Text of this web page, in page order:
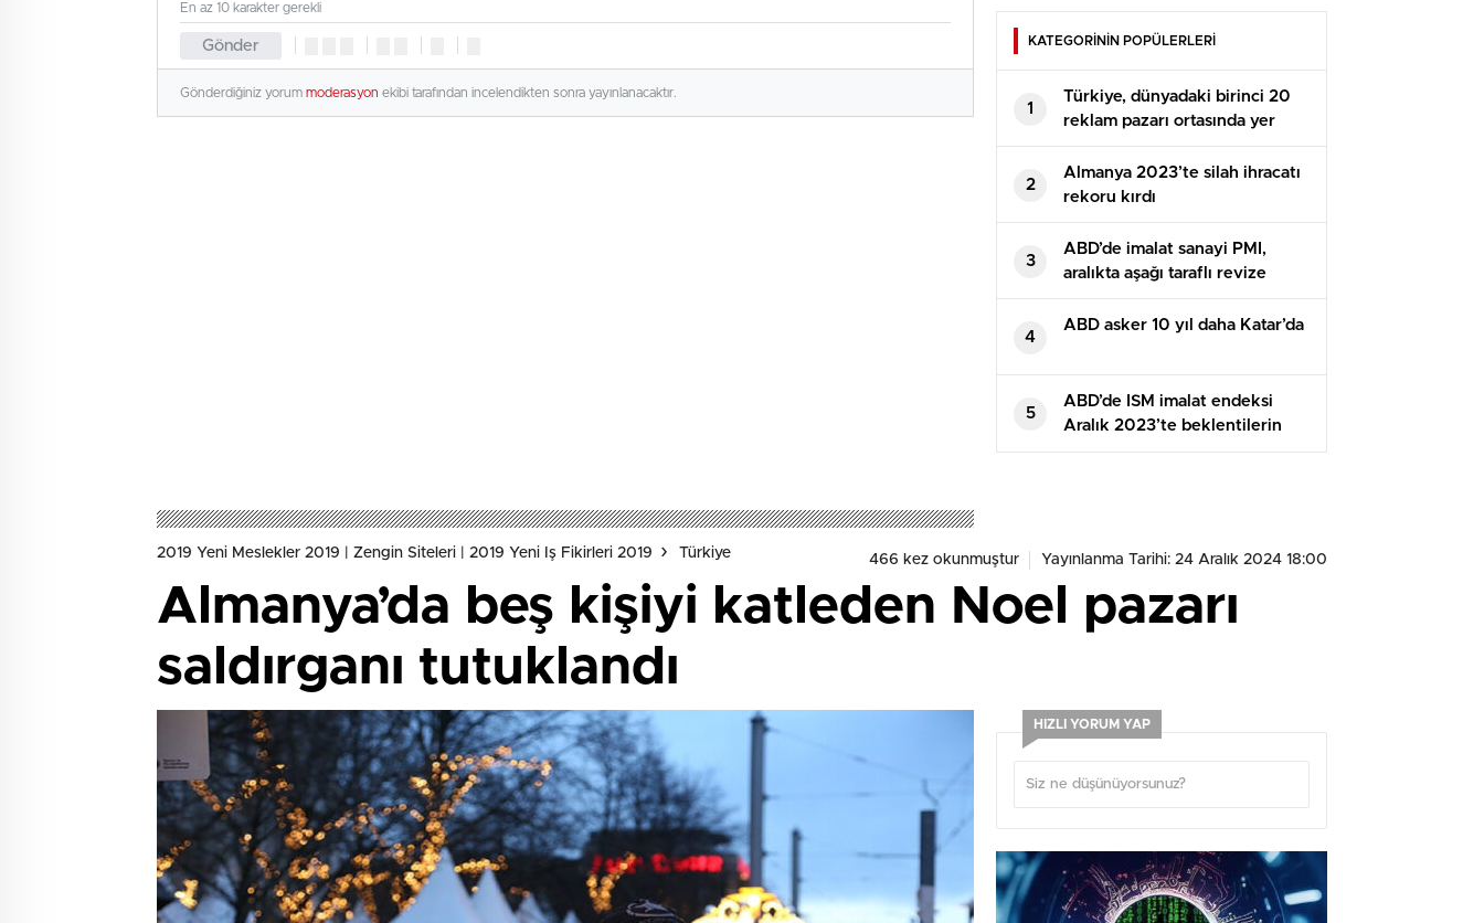
Gönder
En az 10 karakter gerekli
Gönderdiğiniz yorum moderasyon ekibi tarafından incelendikten sonra yayınlanacaktır.
KATEGORİNİN POPÜLERLERİ
1
Türkiye, dünyadaki birinci 20
reklam pazarı ortasında yer
alıyor
2
Almanya 2023’te silah ihracatı
rekoru kırdı
3
ABD’de imalat sanayi PMI,
aralıkta aşağı taraflı revize
edildi
4
ABD asker 10 yıl daha Katar’da
5
ABD’de ISM imalat endeksi
Aralık 2023’te beklentilerin
üzerine çıktı
2019 Yeni Meslekler 2019 | Zengin Siteleri | 2019 Yeni Iş Fikirleri 2019 Türkiye 466 kez okunmuştur Yayınlanma Tarihi: 24 Aralık 2024 18:00
Almanya’da beş kişiyi katleden Noel pazarı
saldırganı tutuklandı
HIZLI YORUM YAP